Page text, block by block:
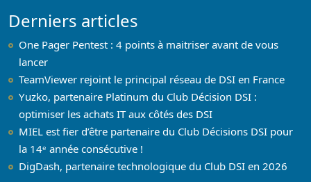
Derniers articles
One Pager Pentest : 4 points à maitriser avant de vous
lancer
TeamViewer rejoint le principal réseau de DSI en France
Yuzko, partenaire Platinum du Club Décision DSI :
optimiser les achats IT aux côtés des DSI
MIEL est fier d’être partenaire du Club Décisions DSI pour
la 14ᵉ année consécutive !
DigDash, partenaire technologique du Club DSI en 2026